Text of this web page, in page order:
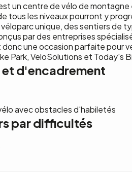
un centre de vélo de
tous les niveaux pourront y
unique, des sentiers de
par des entreprises
une occasion parfaite pour
Park, VeloSolutions et Today's
d'encadrement
avec obstacles d'habiletés
par difficultés